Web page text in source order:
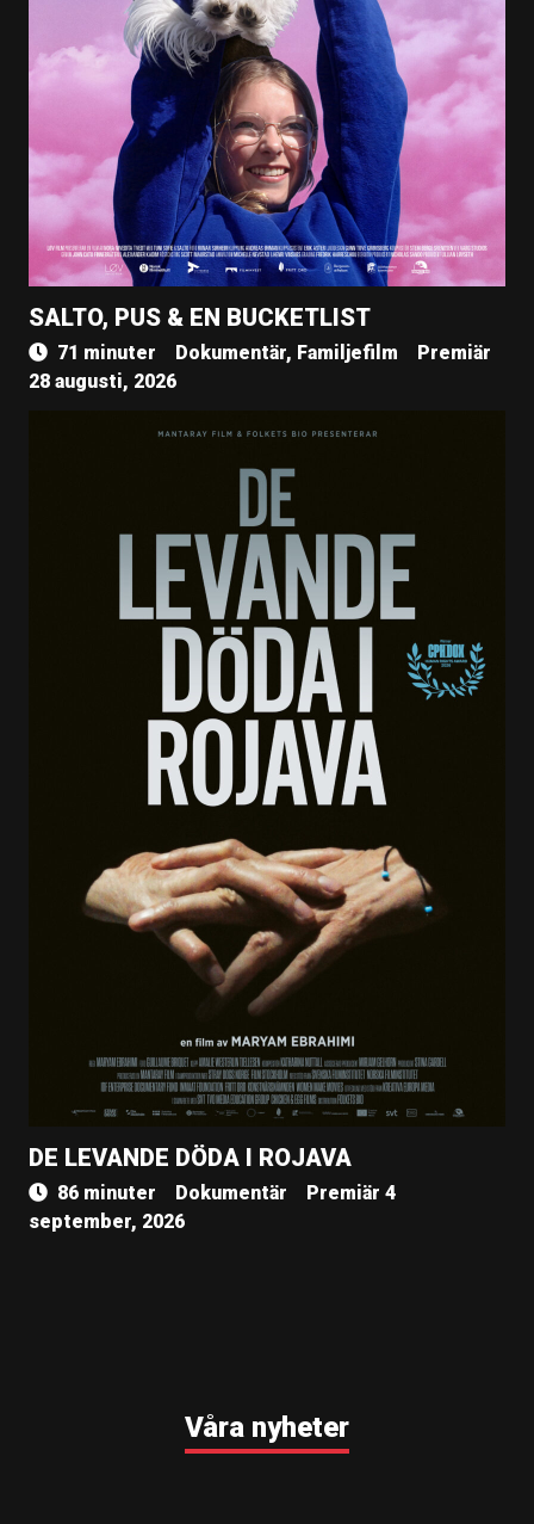
SALTO, PUS & EN BUCKETLIST
71 minuter Dokumentär, Familjefilm
Premiär
28 augusti, 2026
DE LEVANDE DÖDA I ROJAVA
86 minuter Dokumentär
Premiär 4
september, 2026
Våra nyheter